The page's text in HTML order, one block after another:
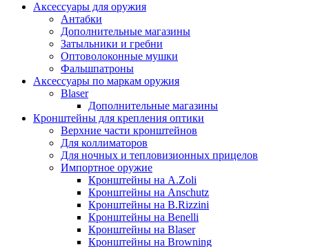
Аксессуары для оружия
Антабки
Дополнительные магазины
Затыльники и гребни
Оптоволоконные мушки
Фальшпатроны
Аксессуары по маркам оружия
Blaser
Дополнительные магазины
Кронштейны для крепления оптики
Верхние части кронштейнов
Для коллиматоров
Для ночных и тепловизионных прицелов
Импортное оружие
Кронштейны на A.Zoli
Кронштейны на Anschutz
Кронштейны на B.Rizzini
Кронштейны на Benelli
Кронштейны на Blaser
Кронштейны на Browning